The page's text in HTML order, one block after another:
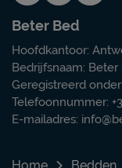
Beter Bed
Hoofdkantoor:
Bedrijfsnaam: Beter
Geregistreerd
Telefoonnummer:
E-mailadres: